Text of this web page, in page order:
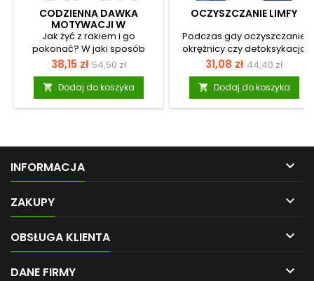
CODZIENNA DAWKA
MOTYWACJI W
POKONYWANIU RAKA
Jak żyć z rakiem i go
pokonać? W jaki sposób
radzić sobie z kryzysem,
codziennym niepokojem i
stanami lękowymi, które są
nieuchronne w przypadku
diagnozy nowotworu?
afirmacji dla chorych na raka.
Najlepszym potwierdzeniem
ich wartości jest sam Autor, u
zdiagnozowano raka jelita
grubego III stopnia. Wyszedł
teraz za pośrednictwem
swojej książki stara się dać
Cena
38,15 zł Cena
podstawowa
54,50 zł
 Dodaj do koszyka
OCZYSZCZANIE LIMFY
Podczas gdy oczyszczanie
okrężnicy czy detoksykacja
wątroby należą do
priorytetów każdej terapii,
detoks układu limfatycznego
jest często zaniedbywany.
Tymczasem ma on ogromne
fizycznego i psychicznego, o
czym przekonasz się z tej
które okazały się skuteczne w
chłonki. Obejmują one
terapię roślinami leczniczymi,
Cena
31,08 zł Cena
podstawowa
44,40 zł
 Dodaj do koszyka
INFORMACJA 
ZAKUPY 
OBSŁUGA KLIENTA 
DANE FIRMY 